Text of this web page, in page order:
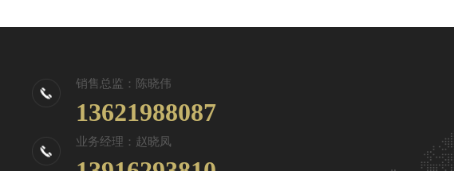
销售总监：陈晓伟
13621988087
业务经理：赵晓凤